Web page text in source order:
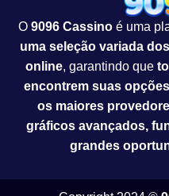
O 9096 Cassinoé uma
uma seleção variada
online, garantindo que
encontrem suas
os maiores
gráficos avançados,
grandes